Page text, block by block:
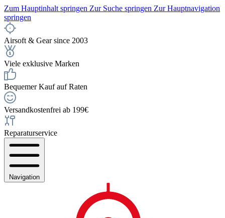
Zum Hauptinhalt springen Zur Suche springen Zur Hauptnavigation
springen
Airsoft & Gear since 2003
Viele exklusive Marken
Bequemer Kauf auf Raten
Versandkostenfrei ab 199€
Reparaturservice
Navigation